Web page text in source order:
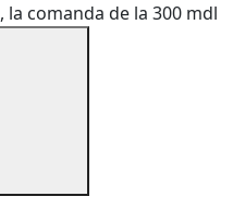
comanda de la 300 mdl